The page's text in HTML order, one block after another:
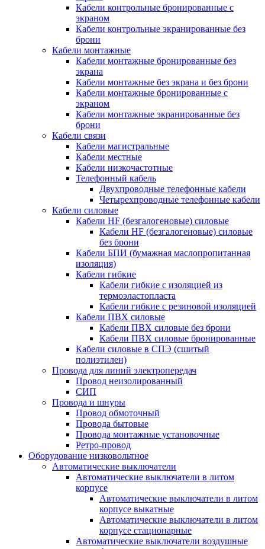
Кабели контрольные бронированные с
экраном
Кабели контрольные экранированные без
брони
Кабели монтажные
Кабели монтажные бронированные без
экрана
Кабели монтажные без экрана и без брони
Кабели монтажные бронированные с
экраном
Кабели монтажные экранированные без
брони
Кабели связи
Кабели магистральные
Кабели местные
Кабели низкочастотные
Телефонный кабель
Двухпроводные телефонные кабели
Четырехпроводные телефонные кабели
Кабели силовые
Кабели HF (безгалогеновые) силовые
Кабели HF (безгалогеновые) силовые
без брони
Кабели БПИ (бумажная маслопропитанная
изоляция)
Кабели гибкие
Кабели гибкие с изоляцией из
термоэластопласта
Кабели гибкие с резиновой изоляцией
Кабели ПВХ силовые
Кабели ПВХ силовые без брони
Кабели ПВХ силовые бронированные
Кабели силовые в СПЭ (сшитый
полиэтилен)
Провода для линий электропередач
Провод неизолированный
СИП
Провода и шнуры
Провод обмоточный
Провода бытовые
Провода монтажные установочные
Ретро-провод
Оборудование низковольтное
Автоматические выключатели
Автоматические выключатели в литом
корпусе
Автоматические выключатели в литом
корпусе выкатные
Автоматические выключатели в литом
корпусе стационарные
Автоматические выключатели воздушные